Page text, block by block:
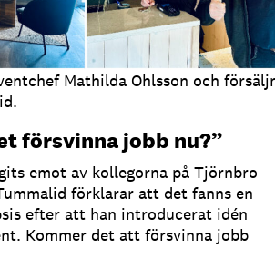
Mathilda Ohlsson och
försvinna jobb nu?”
emot av kollegorna på Tjörnbro
förklarar att det fanns en
efter att han introducerat idén
Kommer det att försvinna jobb